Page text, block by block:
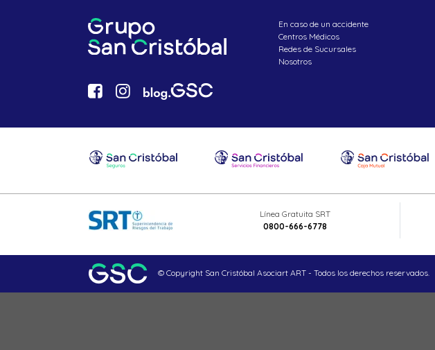
En caso de un accidente
Centros Médicos
Redes de Sucursales
Nosotros
Línea Gratuita SRT
0800-666-6778
© Copyright San Cristóbal Asociart ART - Todos los derechos reservados.